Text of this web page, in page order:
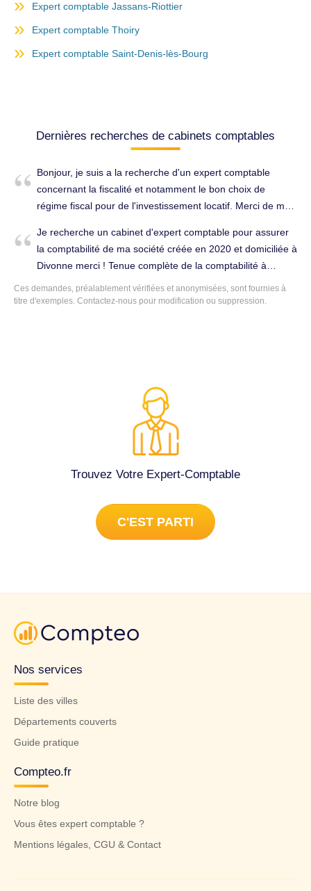
Expert comptable Jassans-Riottier
Expert comptable Thoiry
Expert comptable Saint-Denis-lès-Bourg
Dernières recherches de cabinets comptables
Bonjour, je suis a la recherche d'un expert comptable
concernant la fiscalité et notamment le bon choix de
régime fiscal pour de l'investissement locatif. Merci de me
biens commence et que j'aurais besoin de l'avis de l'expert
dès maintenant pour acheter mon bien dans les meilleures
conditions et pour la suite lorsque mon bien sera acheté.
Cordialement. Conseils (juridique, fiscal, social...) à
Divonne-les-Bains (01220).
Je recherche un cabinet d'expert comptable pour assurer
la comptabilité de ma société créée en 2020 et domiciliée à
Divonne merci ! Tenue complète de la comptabilité à
Divonne-les-Bains (1220).
Ces demandes, préalablement vérifiées et anonymisées, sont fournies à
titre d'exemples. Contactez-nous pour modification ou suppression.
Trouvez Votre Expert-Comptable
C'EST PARTI
Nos services
Liste des villes
Départements couverts
Guide pratique
Compteo.fr
Notre blog
Vous êtes expert comptable ?
Mentions légales, CGU & Contact